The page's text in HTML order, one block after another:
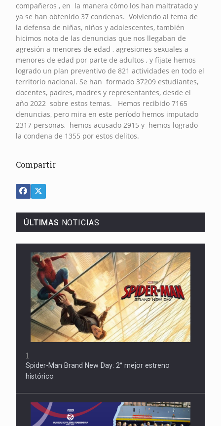
compañeros , en la manera cómo los han maltratado y
ya se han obtenido 37 condenas. Volviendo al tema de
la defensa de niñas, niños y adolescentes, también
hicimos nota de las denuncias que nos llegaban de
agresión a menores de edad , agresiones sexuales a
menores de edad por parte de adultos , y fíjate hemos
logrado un plan preventivo de 821 actividades en todo el
territorio nacional. Se han formado 37209 estudiantes,
docentes, padres, madres y representantes, desde el
año 2022 sobre estos temas. Hemos recibido 7165
denuncias, pero mira en este período hemos imputado
2317 personas, hemos acusado 2915 y hemos logrado
la condena de 1355 por estos delitos.
Compartir
ÚLTIMAS NOTICIAS
1
Spider-Man Brand New Day: 2° mejor estreno
histórico